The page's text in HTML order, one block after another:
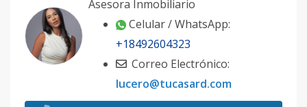
Asesora Inmobiliario
Celular / WhatsApp:
+18492604323
Correo Electrónico:
lucero@tucasard.com